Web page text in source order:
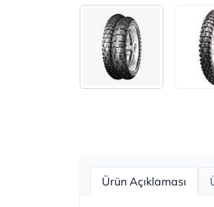
Ürün Açıklaması